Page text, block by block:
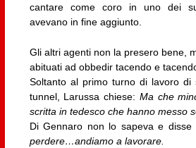
cantare come coro in uno dei
avevano in fine aggiunto.
Gli altri agenti non la presero bene,
abituati ad obbedir tacendo e
Soltanto al primo turno di lavoro di
tunnel, Larussa chiese: Ma che
scritta in tedesco che hanno messo
Di Gennaro non lo sapeva e disse
perdere…andiamo a lavorare.